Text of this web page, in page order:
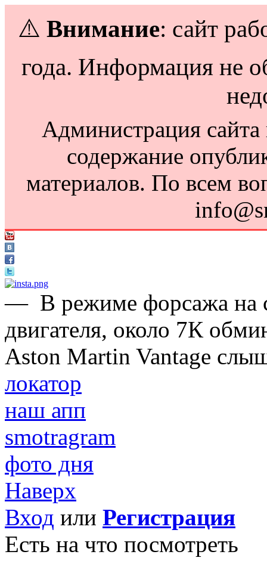
⚠️ Внимание: сайт
года. Информация не
Администрация сайта
содержание
материалов. По всем
— В режиме форсажа на
двигателя, около 7К
Aston Martin Vantage
локатор
наш апп
smotragram
фото дня
Наверх
Вход или Регистрация
Есть на что посмотреть